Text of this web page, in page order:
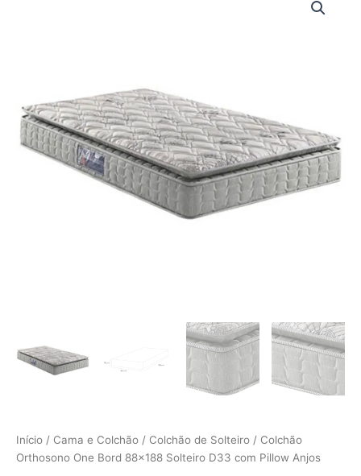
Início / Cama e Colchão / Colchão de Solteiro / Colchão
Orthosono One Bord 88×188 Solteiro D33 com Pillow Anjos